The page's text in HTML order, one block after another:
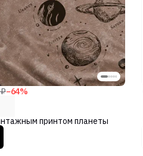
−64%
принтом планеты